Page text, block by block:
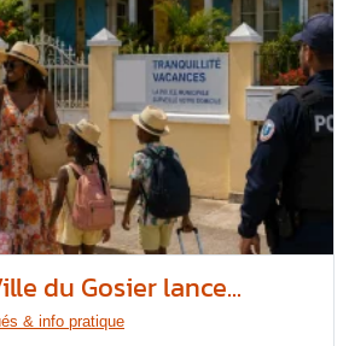
du Gosier lance...
& info pratique